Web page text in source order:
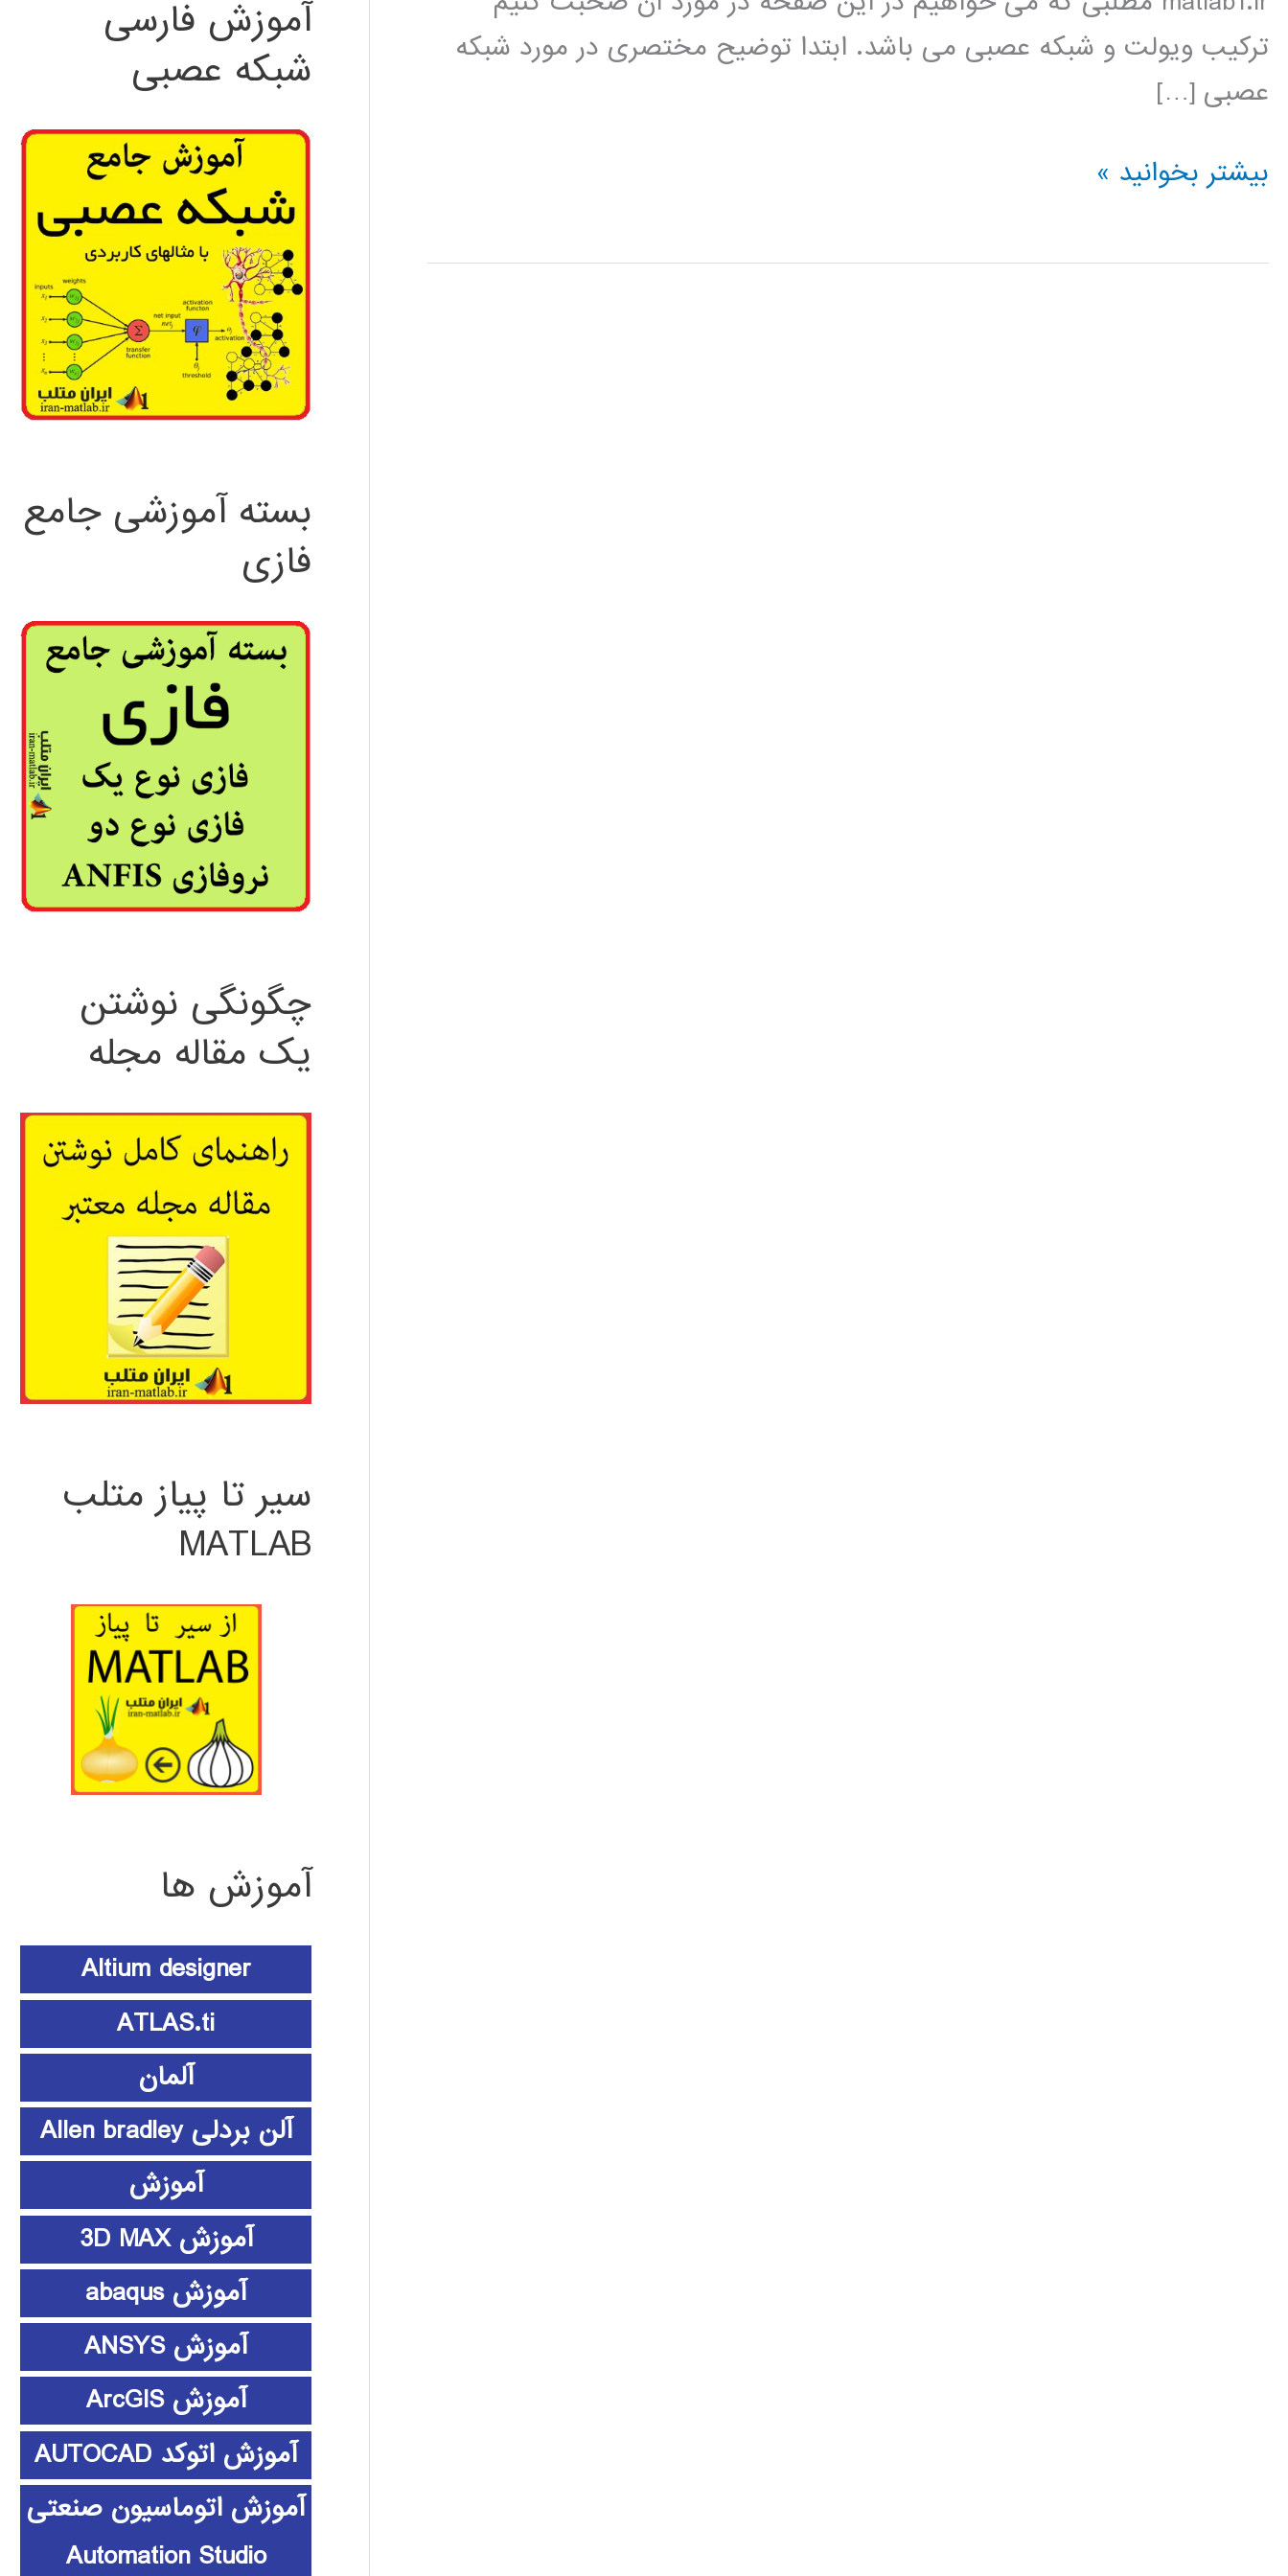
ترکیب ویولت و شبکه عصبی می باشد. ابتدا توضیح مختصری در مورد شبکه
عصبی […]
شبکه
ویولت
بیشتر بخوانید »
آموزش فارسی
شبکه عصبی
بسته آموزشی جامع
فازی
چگونگی نوشتن
یک مقاله مجله
سیر تا پیاز متلب
MATLAB
آموزش ها
Altium designer
ATLAS.ti
آلمان
آلن بردلی Allen bradley
آموزش
آموزش 3D MAX
آموزش abaqus
آموزش ANSYS
آموزش ArcGIS
آموزش اتوکد AUTOCAD
آموزش اتوماسیون صنعتی
Automation Studio